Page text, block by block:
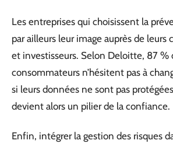
Les entreprises qui choisissent la
par ailleurs leur image auprès de leurs
et investisseurs. Selon Deloitte, 87 %
consommateurs n’hésitent pas à
si leurs données ne sont pas
devient alors un pilier de la confiance.
Enfin, intégrer la gestion des risques